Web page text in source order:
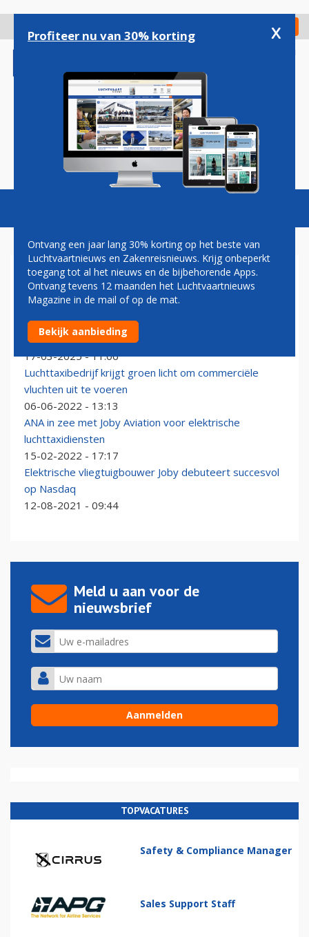
gaan
Check in
Magazine Podcasts Vacatures
JOBY
Virgin Atlantic wil reizigers met elektrische luchttaxi's
naar hun vliegtuig brengen
17-03-2025 - 11:06
Luchttaxibedrijf krijgt groen licht om commerciële
vluchten uit te voeren
06-06-2022 - 13:13
ANA in zee met Joby Aviation voor elektrische
luchttaxidiensten
15-02-2022 - 17:17
Elektrische vliegtuigbouwer Joby debuteert succesvol
op Nasdaq
12-08-2021 - 09:44
Meld u aan voor de
nieuwsbrief
TOPVACATURES
Safety & Compliance Manager
Sales Support Staff
Profiteer nu van 30% korting x
Ontvang een jaar lang 30% korting op het beste van
Luchtvaartnieuws en Zakenreisnieuws. Krijg onbeperkt
toegang tot al het nieuws en de bijbehorende Apps.
Ontvang tevens 12 maanden het Luchtvaartnieuws
Magazine in de mail of op de mat.
Bekijk aanbieding